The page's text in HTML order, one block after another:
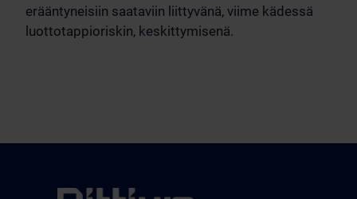
erääntyneisiin saataviin liittyvänä, viime kädessä
luottotappioriskin, keskittymisenä.